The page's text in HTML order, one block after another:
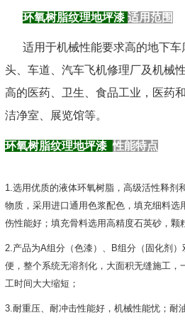
环氧树脂纹理地坪漆适用范围
适用于机械性能要求高的地下
头、车道、汽车飞机修理厂及机械
高的医药、卫生、食品工业，医药
洁净室、展览馆等。
环氧树脂纹理地坪漆性能特点
1.选用优质的液体环氧树脂，高级活性释剂
物质，采用进口通用色浆配色，填充细料选
伤性能好；填充骨料选用高精度石英砂，颗
2.产品为A组分（色漆）、B组分（固化剂
便，整个系统无溶剂化，大面积无缝施工，
工时间大大缩短；
3.耐重压、耐冲击性能好，机械性能忧；耐